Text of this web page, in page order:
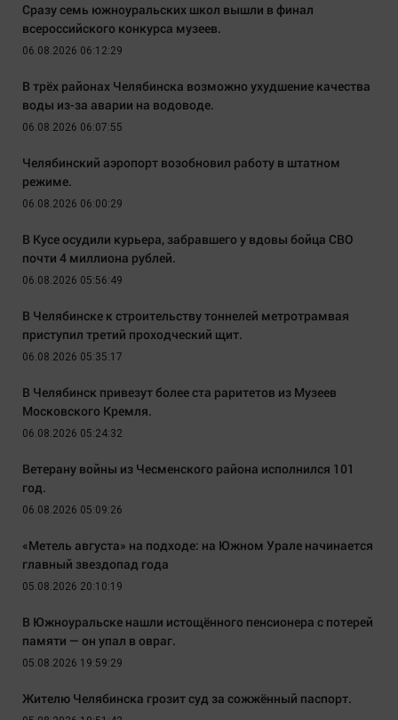
Сразу семь южноуральских школ вышли в финал
всероссийского конкурса музеев.
06.08.2026 06:12:29
В трёх районах Челябинска возможно ухудшение качества
воды из-за аварии на водоводе.
06.08.2026 06:07:55
Челябинский аэропорт возобновил работу в штатном
режиме.
06.08.2026 06:00:29
В Кусе осудили курьера, забравшего у вдовы бойца СВО
почти 4 миллиона рублей.
06.08.2026 05:56:49
В Челябинске к строительству тоннелей метротрамвая
приступил третий проходческий щит.
06.08.2026 05:35:17
В Челябинск привезут более ста раритетов из Музеев
Московского Кремля.
06.08.2026 05:24:32
Ветерану войны из Чесменского района исполнился 101
год.
06.08.2026 05:09:26
«Метель августа» на подходе: на Южном Урале начинается
главный звездопад года
05.08.2026 20:10:19
В Южноуральске нашли истощённого пенсионера с потерей
памяти — он упал в овраг.
05.08.2026 19:59:29
Жителю Челябинска грозит суд за сожжённый паспорт.